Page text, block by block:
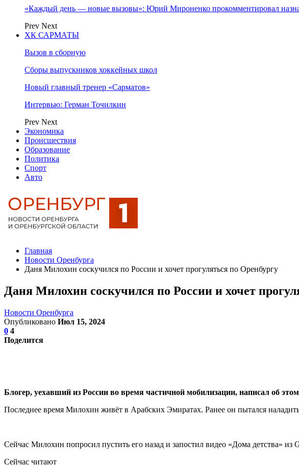
«Каждый день — новые вызовы»: Юрий Мироненко прокомментировал
Prev Next
ХК САРМАТЫ
Вызов в сборную
Сборы выпускников хоккейных школ
Новый главный тренер «Сарматов»
Интервью: Герман Точилкин
Prev Next
Экономика
Происшествия
Образование
Политика
Спорт
Авто
Главная
Новости Оренбурга
Даня Милохин соскучился по России и хочет прогуляться по Оренбургу
Даня Милохин соскучился по России и хочет
Новости Оренбурга
Опубликовано Июл 15, 2024
0 4
Поделится
Блогер, уехавший из России во время частичной мобилизации, написал об
Последнее время Милохин живёт в Арабских Эмиратах. Ранее он пытался
Сейчас Милохин попросил пустить его назад и запостил видео «Дома детства»
Сейчас читают